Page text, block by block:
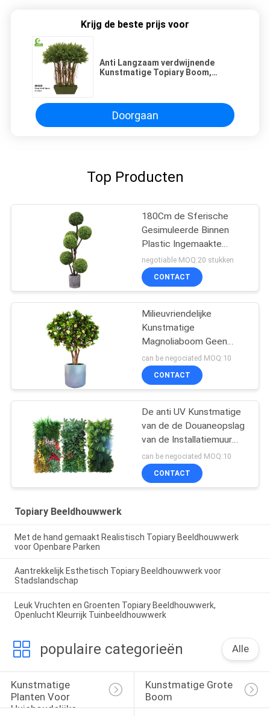
Krijg de beste prijs voor
Anti Langzaam verdwijnende
Kunstmatige Topiary Boom,
Doorgaan
Top Producten
180Cm de Sferische
Gesimuleerde Binnen
Plastic Ingemaakte
Bonsai van het Installatie
Valse Bukshout
negotiable MOQ:20 stukken
CONTACT
Milieuvriendelijke
Kunstmatige
Magnoliaboom Geen
Kleur die Altijdgroene
Installaties langzaam
verdwijnen
can be negociated MOQ:10
CONTACT
De anti UV Kunstmatige
van de de Douaneopslag
van de Installatiemuur
Bar Decoraion Groene
Kleurrijke Vibe
can be negociated MOQ:10
CONTACT
Topiary Beeldhouwwerk
Met de hand gemaakt Realistisch Topiary Beeldhouwwerk
voor Openbare Parken
Aantrekkelijk Esthetisch Topiary Beeldhouwwerk voor
Stadslandschap
Leuk Vruchten en Groenten Topiary Beeldhouwwerk,
Openlucht Kleurrijk Tuinbeeldhouwwerk
populaire categorieën Alle
Kunstmatige
Planten Voor
Huishoudelijke
Kunstmatige Grote
Boom